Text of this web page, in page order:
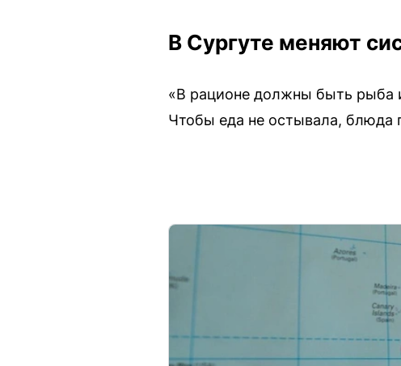
В Сургуте меняют
«В рационе должны быть рыба
Чтобы еда не остывала, блюда